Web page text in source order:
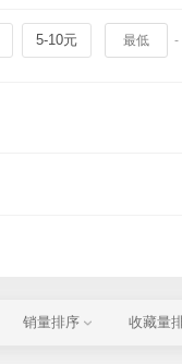
5-10元 -
销量排序 收藏量